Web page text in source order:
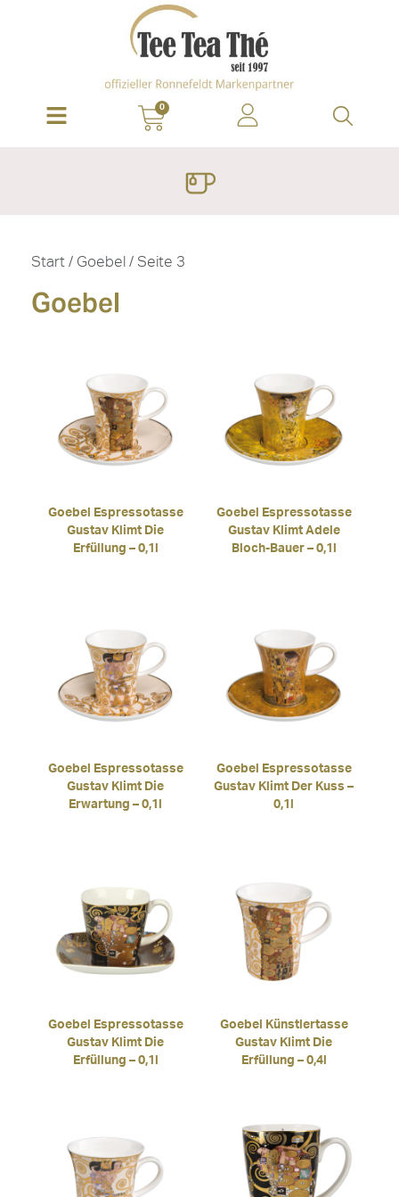
0
Start / Goebel / Seite 3
Goebel
Goebel Espressotasse
Gustav Klimt Die
Erfüllung – 0,1l
Goebel Espressotasse
Gustav Klimt Adele
Bloch-Bauer – 0,1l
Goebel Espressotasse
Gustav Klimt Die
Erwartung – 0,1l
Goebel Espressotasse
Gustav Klimt Der Kuss –
0,1l
Goebel Espressotasse
Gustav Klimt Die
Erfüllung – 0,1l
Goebel Künstlertasse
Gustav Klimt Die
Erfüllung – 0,4l